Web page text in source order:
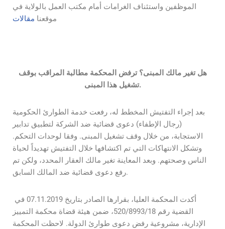
الموظفين واستئناف الغرامات أمام مكتب العمل بالولاية في
موقعنا مقالات
هل تغير مالك المبنى؟ ترفض المحكمة مطالبة المراقب بوقف
تشغيل هذا المبنى.
بعد إجراء التفتيش المخطط له، رفعت خدمة الطوارئ الحكومية
(رجال الإطفاء) دعوى قضائية ضد الشركة لتطبيق تدابير
الاستجابة، من خلال وقف تشغيل المبنى. وفقا لوحدات التحكم.
وتشكل الانتهاكات التي تم اكتشافها خلال التفتيش تهديداً لحياة
الناس وصحتهم. وبعد المعاينة تغير مالك العقار المحدد، ولكن تم
رفع دعوى قضائية ضد المالك السابق.
القضية رقم 520/8993/18، ضمن هيئة قضاة محكمة التمييز
الإدارية، مشروعية رفض دعوى طوارئ الدولة. لاحظت المحكمة